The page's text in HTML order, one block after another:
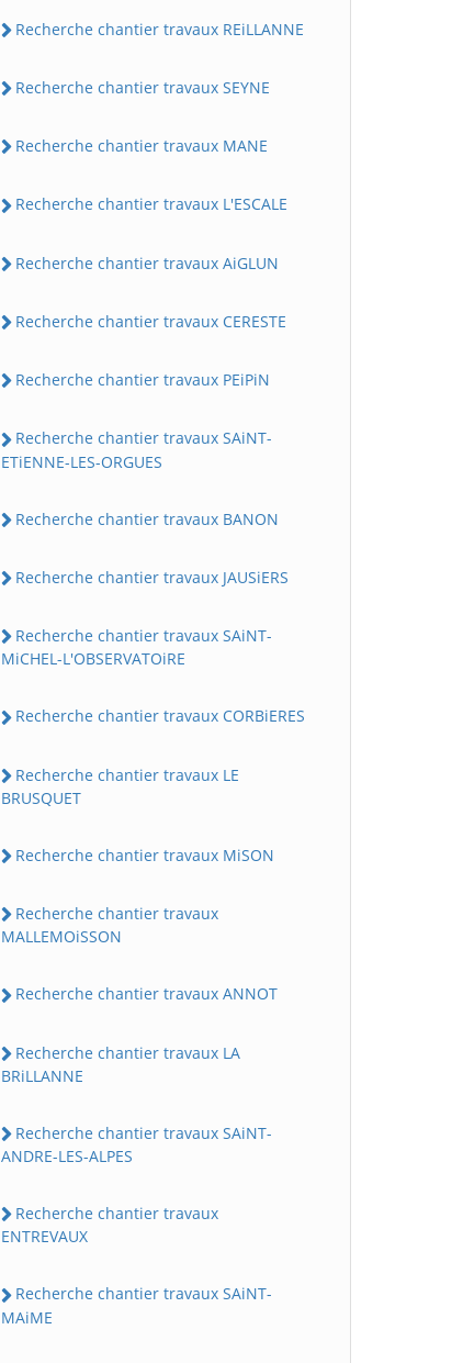
Recherche chantier travaux REiLLANNE
Recherche chantier travaux SEYNE
Recherche chantier travaux MANE
Recherche chantier travaux L'ESCALE
Recherche chantier travaux AiGLUN
Recherche chantier travaux CERESTE
Recherche chantier travaux PEiPiN
Recherche chantier travaux SAiNT-
ETiENNE-LES-ORGUES
Recherche chantier travaux BANON
Recherche chantier travaux JAUSiERS
Recherche chantier travaux SAiNT-
MiCHEL-L'OBSERVATOiRE
Recherche chantier travaux CORBiERES
Recherche chantier travaux LE
BRUSQUET
Recherche chantier travaux MiSON
Recherche chantier travaux
MALLEMOiSSON
Recherche chantier travaux ANNOT
Recherche chantier travaux LA
BRiLLANNE
Recherche chantier travaux SAiNT-
ANDRE-LES-ALPES
Recherche chantier travaux
ENTREVAUX
Recherche chantier travaux SAiNT-
MAiME